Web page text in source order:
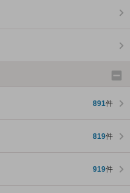
891件
819件
919件